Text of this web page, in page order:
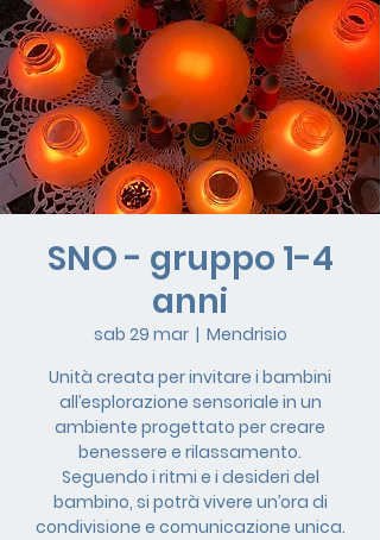
SNO - gruppo 1-4
anni
sab 29 mar
  |
Mendrisio
Unità creata per invitare i bambini
all’esplorazione sensoriale in un
ambiente progettato per creare
benessere e rilassamento.
Seguendo i ritmi e i desideri del
bambino, si potrà vivere un’ora di
condivisione e comunicazione unica.